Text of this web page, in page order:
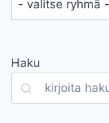
Haku
Search